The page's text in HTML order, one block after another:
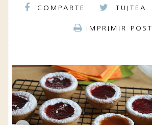
COMPARTE TUITEA
IMPRIMIR POST